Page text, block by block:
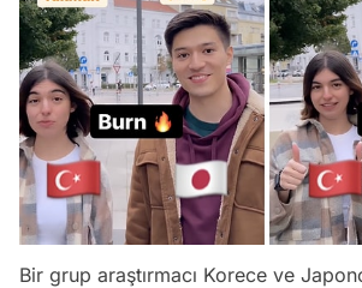
Bir grup araştırmacı Korece ve